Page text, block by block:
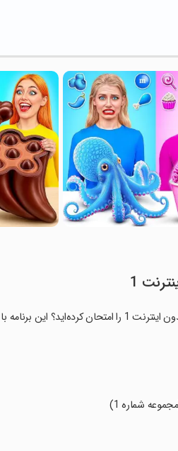
1
آیا تابه‌حال برنامه ‏چالش خنده دار غذایی بدون
شماره 1)